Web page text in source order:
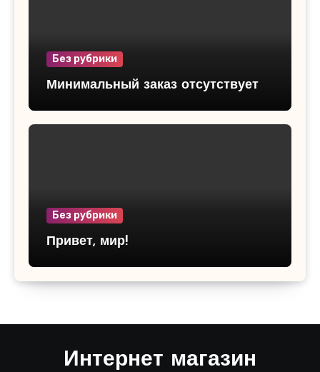
Без рубрики
Минимальный заказ отсутствует
Без рубрики
Привет, мир!
Интернет магазин